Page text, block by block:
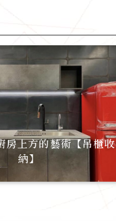
房上方的藝術【吊櫃收
納】